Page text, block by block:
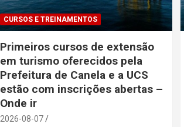
CURSOS E TREINAMENTOS
Primeiros cursos de extensão
em turismo oferecidos pela
Prefeitura de Canela e a UCS
estão com inscrições abertas –
Onde ir
2026-08-07